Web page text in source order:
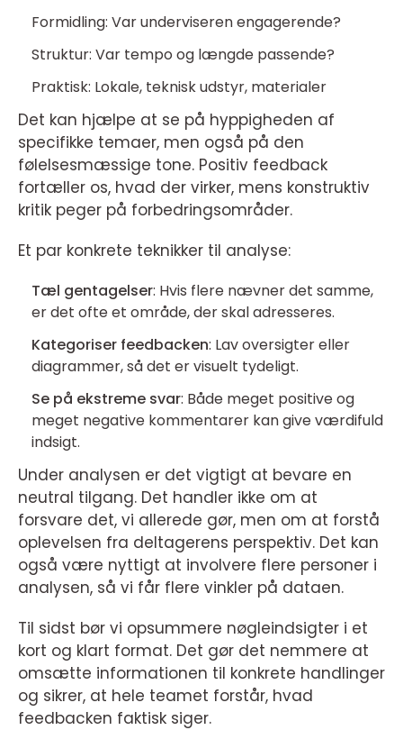
Formidling: Var underviseren engagerende?
Struktur: Var tempo og længde passende?
Praktisk: Lokale, teknisk udstyr, materialer
Det kan hjælpe at se på hyppigheden af
specifikke temaer, men også på den
følelsesmæssige tone. Positiv feedback
fortæller os, hvad der virker, mens konstruktiv
kritik peger på forbedringsområder.
Et par konkrete teknikker til analyse:
Tæl gentagelser: Hvis flere nævner det samme,
er det ofte et område, der skal adresseres.
Kategoriser feedbacken: Lav oversigter eller
diagrammer, så det er visuelt tydeligt.
Se på ekstreme svar: Både meget positive og
meget negative kommentarer kan give værdifuld
indsigt.
Under analysen er det vigtigt at bevare en
neutral tilgang. Det handler ikke om at
forsvare det, vi allerede gør, men om at forstå
oplevelsen fra deltagerens perspektiv. Det kan
også være nyttigt at involvere flere personer i
analysen, så vi får flere vinkler på dataen.
Til sidst bør vi opsummere nøgleindsigter i et
kort og klart format. Det gør det nemmere at
omsætte informationen til konkrete handlinger
og sikrer, at hele teamet forstår, hvad
feedbacken faktisk siger.